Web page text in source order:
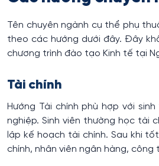
Tên chuyên ngành cụ thể phụ
theo các hướng dưới đây. Đây
chương trình đào tạo Kinh tế tại
Tài chính
Hướng Tài chính phù hợp với
nghiệp. Sinh viên thường học tài
lập kế hoạch tài chính. Sau khi
chính, nhân viên ngân hàng,